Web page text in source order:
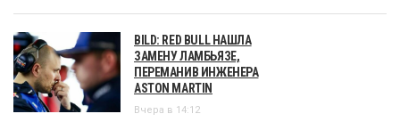
BILD: RED BULL НАШЛА
ЗАМЕНУ ЛАМБЬЯЗЕ,
ПЕРЕМАНИВ ИНЖЕНЕРА
ASTON MARTIN
Вчера в 14:12